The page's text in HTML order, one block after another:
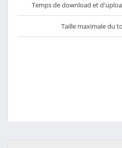
Temps de download et
Taille maximale du